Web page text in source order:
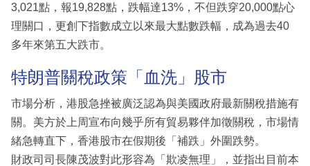
3,021點，報19,828點，跌幅達13%，不但跌穿20,000點心
理關口，更創下指數成立以來最大點數跌幅，成為過去40
多年來第五大跌市。
特朗普關稅政策「血洗」股市
市場分析，港股急挫被廣泛認為與美國政府最新關稅措施有
關。美方於上周宣布向幾乎所有貿易夥伴加徵關稅，市場情
緒急轉直下，香港股市在假期後「補跌」外圍跌勢。
財政司司長陳茂波對此形容為「欺凌無理」，並指出目前本